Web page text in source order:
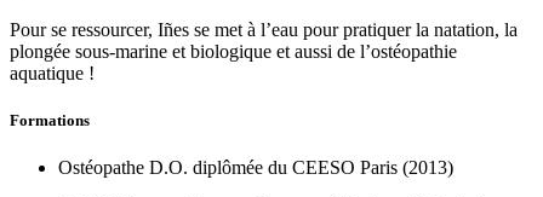
Pour se ressourcer, Iñes se met à l’eau pour pratiquer la natation, la
plongée sous-marine et biologique et aussi de l’ostéopathie
aquatique !
Formations
Ostéopathe D.O. diplômée du CEESO Paris (2013)